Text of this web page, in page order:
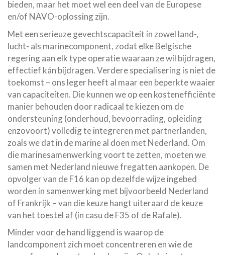
bieden, maar het moet wel een deel van de Europese
en/of NAVO-oplossing zijn.
Met een serieuze gevechtscapaciteit in zowel land-,
lucht- als marinecomponent, zodat elke Belgische
regering aan elk type operatie waaraan ze wil bijdragen,
effectief kán bijdragen. Verdere specialisering is niet de
toekomst – ons leger heeft al maar een beperkte waaier
van capaciteiten. Die kunnen we op een kostenefficiënte
manier behouden door radicaal te kiezen om de
ondersteuning (onderhoud, bevoorrading, opleiding
enzovoort) volledig te integreren met partnerlanden,
zoals we dat in de marine al doen met Nederland. Om
die marinesamenwerking voort te zetten, moeten we
samen met Nederland nieuwe fregatten aankopen. De
opvolger van de F16 kan op dezelfde wijze ingebed
worden in samenwerking met bijvoorbeeld Nederland
of Frankrijk – van die keuze hangt uiteraard de keuze
van het toestel af (in casu de F35 of de Rafale).
Minder voor de hand liggend is waarop de
landcomponent zich moet concentreren en wie de